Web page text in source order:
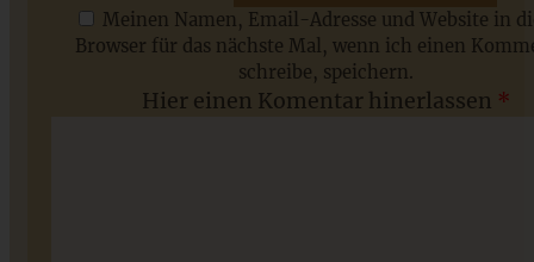
Saisonale Rezepte im Juli - meine 7 sommerlichen
Lieblinge, die Ihr jetzt unbedingt ausprobieren solltet
Meinen Namen, Email-Adresse und Website in
Browser für das nächste Mal, wenn ich einen
schreibe, speichern.
Hier einen Komentar hinerlassen *